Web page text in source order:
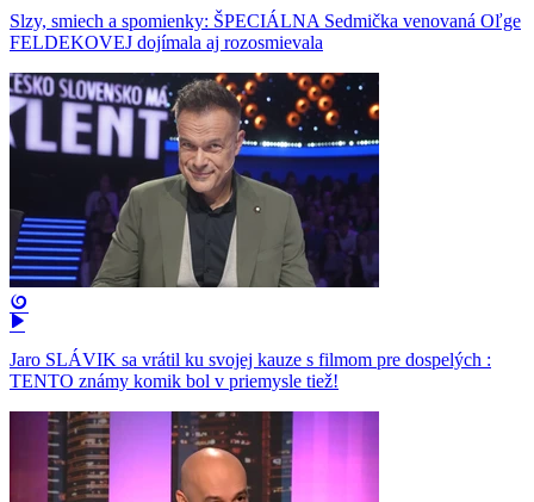
Slzy, smiech a spomienky: ŠPECIÁLNA Sedmička venovaná Oľge
FELDEKOVEJ dojímala aj rozosmievala
Jaro SLÁVIK sa vrátil ku svojej kauze s filmom pre dospelých :
TENTO známy komik bol v priemysle tiež!